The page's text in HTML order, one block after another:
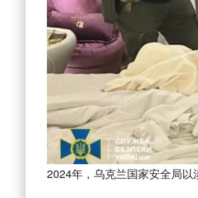
2024年，乌克兰国家安全局以